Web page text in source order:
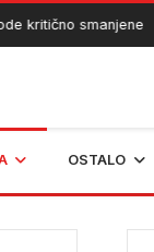
smanjene
OSTALO